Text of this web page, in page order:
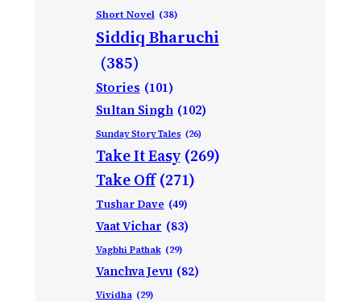
Short Novel (38)
Siddiq Bharuchi
(385)
Stories (101)
Sultan Singh (102)
Sunday Story Tales (26)
Take It Easy (269)
Take Off (271)
Tushar Dave (49)
Vaat Vichar (83)
Vagbhi Pathak (29)
Vanchva Jevu (82)
Vividha (29)